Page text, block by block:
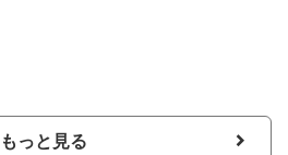
もっと見る